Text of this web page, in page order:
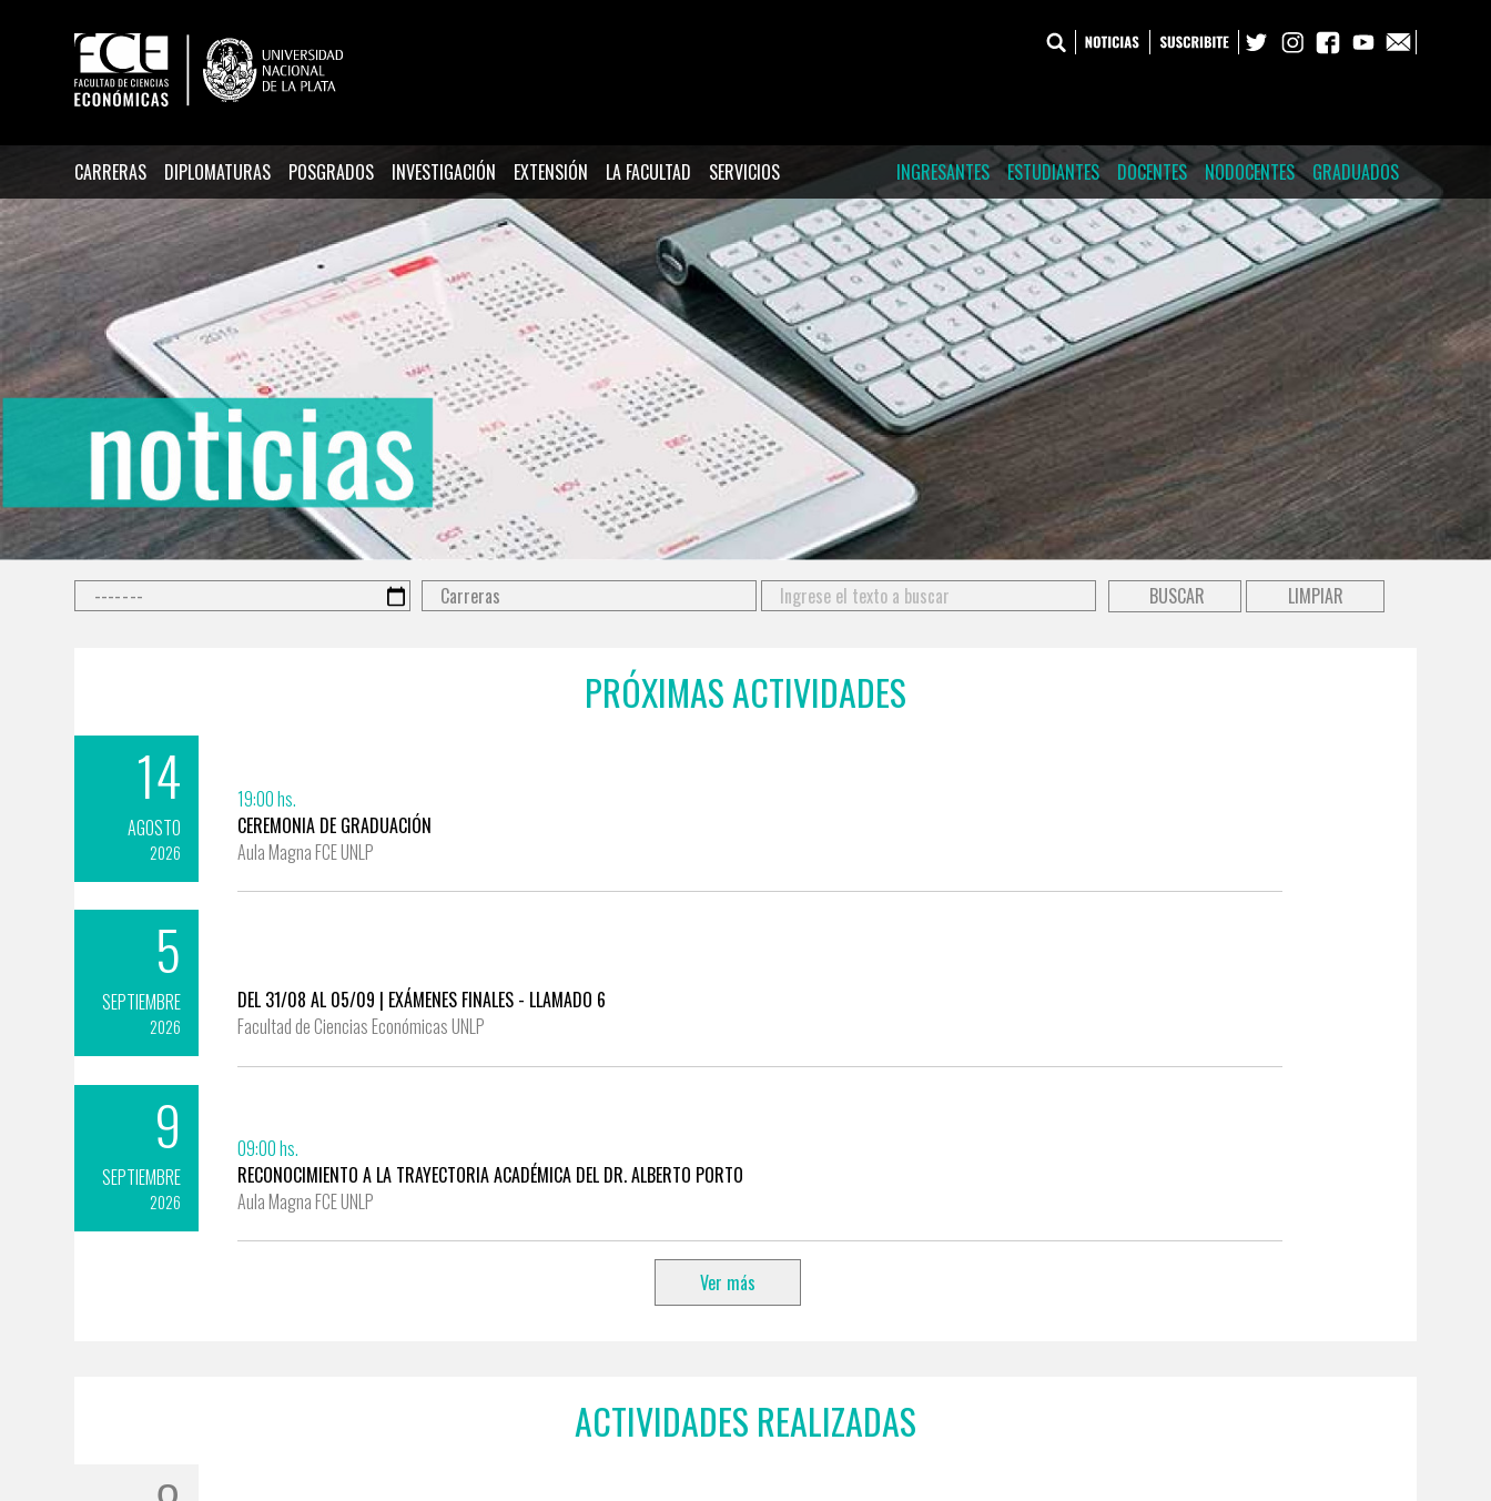
CARRERAS DIPLOMATURAS POSGRADOS INVESTIGACIÓN EXTENSIÓN LA FACULTAD SERVICIOS GRADUADOS
NODOCENTES
DOCENTES
ESTUDIANTES
INGRESANTES
LIMPIAR
PRÓXIMAS ACTIVIDADES
14
AGOSTO
2026
19:00 hs.
CEREMONIA DE GRADUACIÓN
Aula Magna FCE UNLP
5
SEPTIEMBRE
2026
DEL 31/08 AL 05/09 | EXÁMENES FINALES - LLAMADO 6
Facultad de Ciencias Económicas UNLP
9
SEPTIEMBRE
2026
09:00 hs.
RECONOCIMIENTO A LA TRAYECTORIA ACADÉMICA DEL DR. ALBERTO PORTO
Aula Magna FCE UNLP
Ver más
ACTIVIDADES REALIZADAS